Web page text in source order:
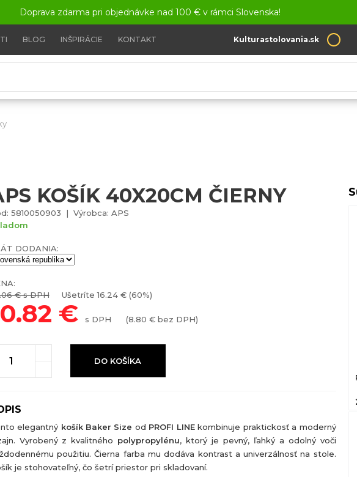
Doprava zdarma pri objednávke nad 100 € v rámci Slovenska!
BLOG INŠPIRÁCIE KONTAKT Kulturastolovania.sk
KOŠÍK 40X20CM ČIERNY
5810050903 | Výrobca: APS
DODANIA:
€ s DPH Ušetríte16.24€ (60%)
€ s DPH (8.80 € bez DPH)
DO KOŠÍKA
elegantný košík Baker Size od PROFI LINEkombinuje praktickosť a moderný
Vyrobený z kvalitného polypropylénu, ktorý je pevný, ľahký a odolný voči
použitiu. Čierna farba mu dodáva kontrast a univerzálnosť na stole.
je stohovateľný, čo šetrí priestor pri skladovaní.